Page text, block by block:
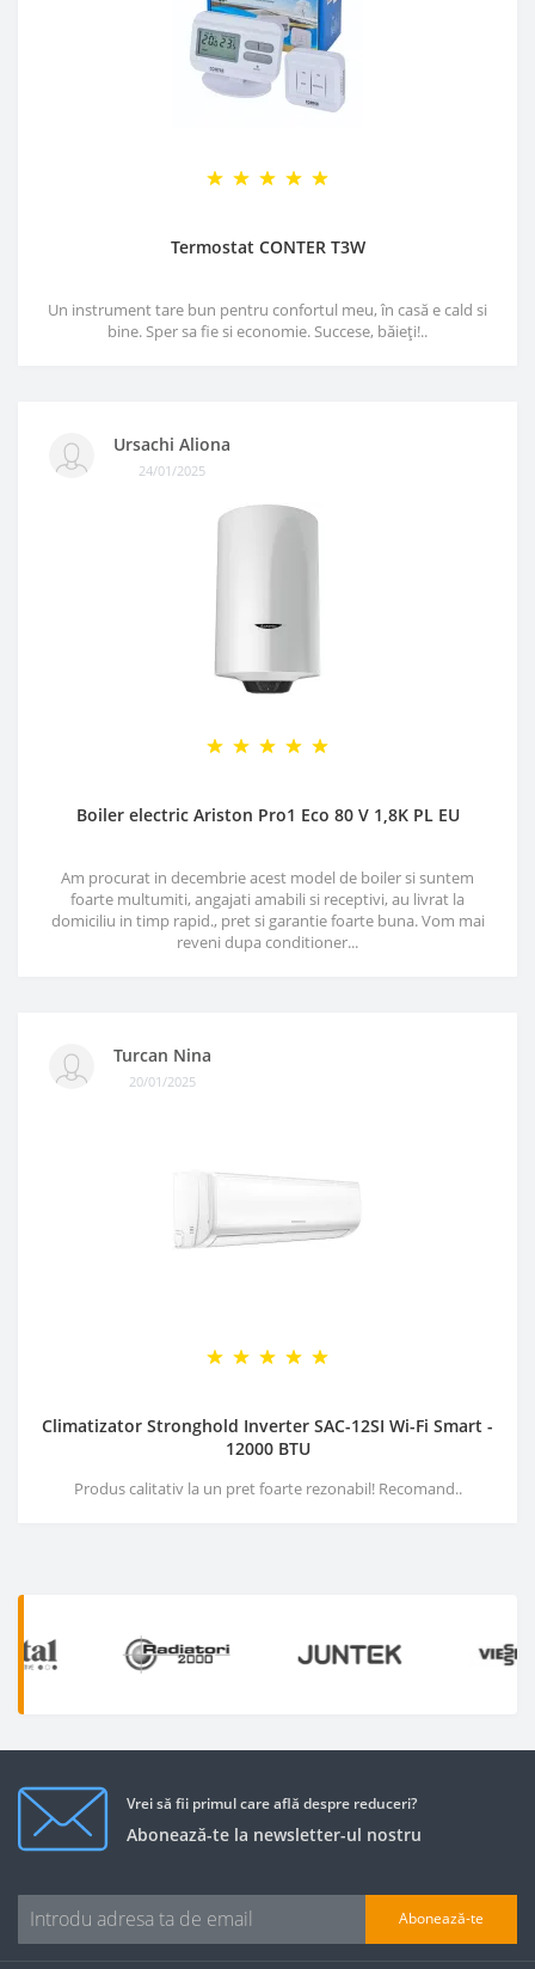
Termostat CONTER T3W
Un instrument tare bun pentru confortul meu, în casă e cald si
bine. Sper sa fie si economie. Succese, băieți!..
Ursachi Aliona
24/01/2025
Boiler electric Ariston Pro1 Eco 80 V 1,8K PL EU
Am procurat in decembrie acest model de boiler si suntem
foarte multumiti, angajati amabili si receptivi, au livrat la
domiciliu in timp rapid., pret si garantie foarte buna. Vom mai
reveni dupa conditioner...
Turcan Nina
20/01/2025
Climatizator Stronghold Inverter SAC-12SI Wi-Fi Smart -
12000 BTU
Produs calitativ la un pret foarte rezonabil! Recomand..
Vrei să fii primul care află despre reduceri?
Abonează-te la newsletter-ul nostru
Abonează-te